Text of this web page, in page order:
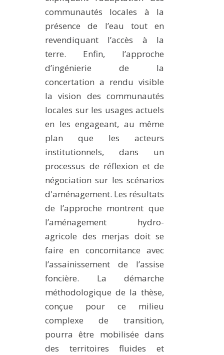
communautés locales à la
présence de l’eau tout en
revendiquant l’accès à la
terre. Enfin, l’approche
d’ingénierie de la
concertation a rendu visible
la vision des communautés
locales sur les usages actuels
en les engageant, au même
plan que les acteurs
institutionnels, dans un
processus de réflexion et de
négociation sur les scénarios
d'aménagement. Les résultats
de l’approche montrent que
l’aménagement hydro-
agricole des merjas doit se
faire en concomitance avec
l’assainissement de l’assise
foncière. La démarche
méthodologique de la thèse,
conçue pour ce milieu
complexe de transition,
pourra être mobilisée dans
des territoires fluides et